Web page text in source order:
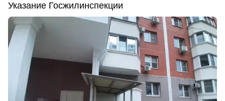
Указание Госжилинспекции